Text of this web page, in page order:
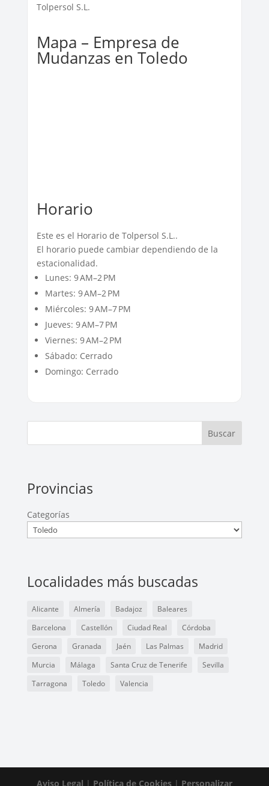
Tolpersol S.L.
Mapa – Empresa de
Mudanzas en Toledo
Horario
Este es el Horario de Tolpersol S.L..
El horario puede cambiar dependiendo de la
estacionalidad.
Lunes: 9 AM–2 PM
Martes: 9 AM–2 PM
Miércoles: 9 AM–7 PM
Jueves: 9 AM–7 PM
Viernes: 9 AM–2 PM
Sábado: Cerrado
Domingo: Cerrado
Buscar
Provincias
Categorías
Localidades más buscadas
Alicante Almería Badajoz
Baleares
Barcelona
Castellón Ciudad Real
Córdoba
Gerona
Granada Jaén Las Palmas
Madrid
Murcia
Málaga Santa Cruz de Tenerife
Sevilla
Tarragona
Toledo Valencia
Aviso Legal | Política de Cookies| Personalizar